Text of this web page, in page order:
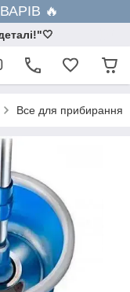
🔥
Все для прибирання